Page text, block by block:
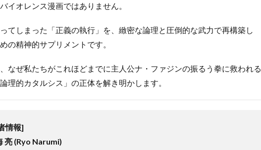
イオレンス漫画ではありません。
てしまった「正義の執行」を、緻密な論理と圧倒的な武力で再構築し
の精神的サプリメントです。
なぜ私たちがこれほどまでに主人公ナ・ファジンの振るう拳に救われる
理的カタルシス」の正体を解き明かします。
情報]
亮 (Ryo Narumi)